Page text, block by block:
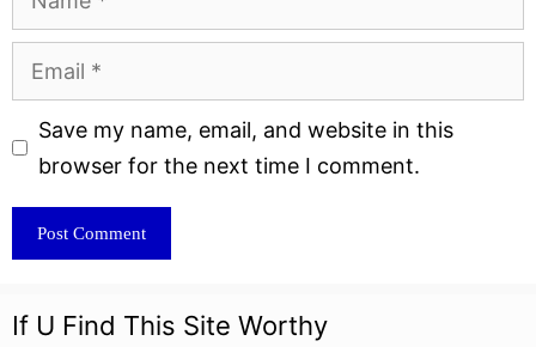
Email
Website
Save my name, email, and website in this
browser for the next time I comment.
If U Find This Site Worthy